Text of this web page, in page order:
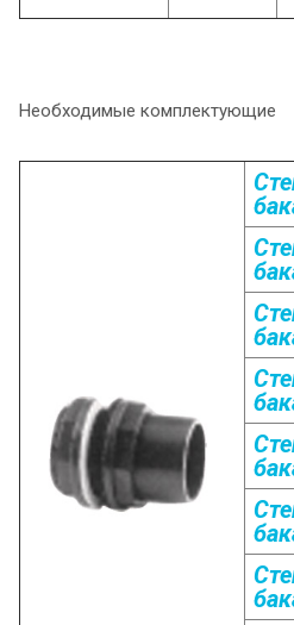
Необходимые комплектующие